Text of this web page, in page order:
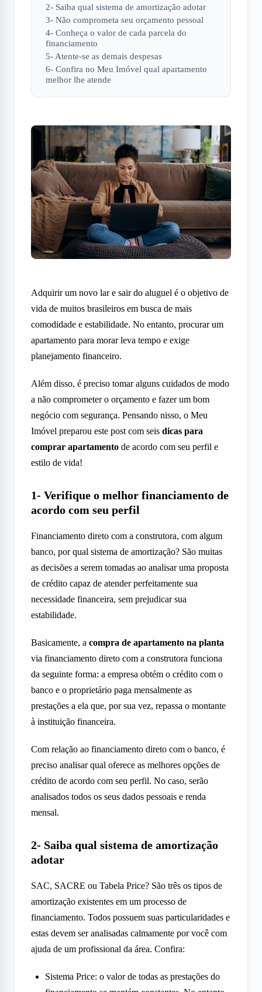
2- Saiba qual sistema de amortização adotar
3- Não comprometa seu orçamento pessoal
4- Conheça o valor de cada parcela do
financiamento
5- Atente-se as demais despesas
6- Confira no Meu Imóvel qual apartamento
melhor lhe atende
Adquirir um novo lar e sair do aluguel é o objetivo de
vida de muitos brasileiros em busca de mais
comodidade e estabilidade. No entanto, procurar um
apartamento para morar leva tempo e exige
planejamento financeiro.
Além disso, é preciso tomar alguns cuidados de modo
a não comprometer o orçamento e fazer um bom
negócio com segurança. Pensando nisso, o Meu
Imóvel preparou este post com seis dicas para
comprar apartamento de acordo com seu perfil e
estilo de vida!
1- Verifique o melhor financiamento de
acordo com seu perfil
Financiamento direto com a construtora, com algum
banco, por qual sistema de amortização? São muitas
as decisões a serem tomadas ao analisar uma proposta
de crédito capaz de atender perfeitamente sua
necessidade financeira, sem prejudicar sua
estabilidade.
Basicamente, a compra de apartamento na planta
via financiamento direto com a construtora funciona
da seguinte forma: a empresa obtém o crédito com o
banco e o proprietário paga mensalmente as
prestações a ela que, por sua vez, repassa o montante
à instituição financeira.
Com relação ao financiamento direto com o banco, é
preciso analisar qual oferece as melhores opções de
crédito de acordo com seu perfil. No caso, serão
analisados todos os seus dados pessoais e renda
mensal.
2- Saiba qual sistema de amortização
adotar
SAC, SACRE ou Tabela Price? São três os tipos de
amortização existentes em um processo de
financiamento. Todos possuem suas particularidades e
estas devem ser analisadas calmamente por você com
ajuda de um profissional da área. Confira:
Sistema Price: o valor de todas as prestações do